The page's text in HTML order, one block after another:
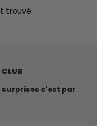
trouvé
surprises c'est par